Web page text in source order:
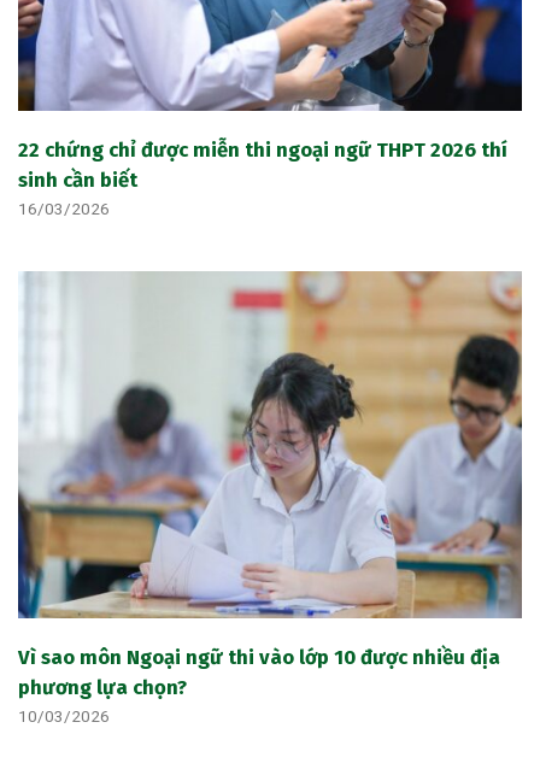
22 chứng chỉ được miễn thi ngoại ngữ THPT 2026 thí
sinh cần biết
16/03/2026
Vì sao môn Ngoại ngữ thi vào lớp 10 được nhiều địa
phương lựa chọn?
10/03/2026